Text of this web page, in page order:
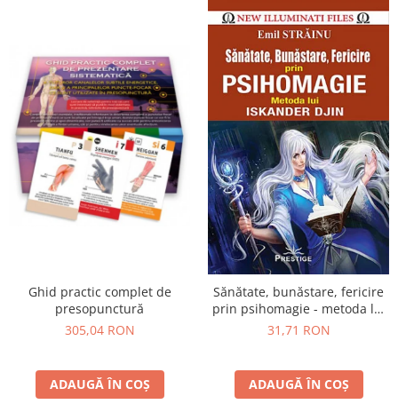
Ghid practic complet de
presopunctură
305,04 RON
ADAUGĂ ÎN COȘ
Sănătate, bunăstare, fericire
prin psihomagie - metoda lui
Iskander Djin
31,71 RON
ADAUGĂ ÎN COȘ